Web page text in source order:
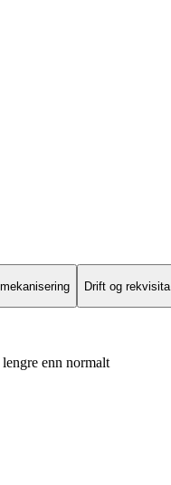
Drift og rekvisita
enn normalt